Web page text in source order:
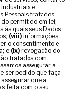
industriais e
Pessoais tratados
permitido em lei;
às quais seus Dados
(viii) informações
o consentimento e
e (ix) revogação do
tratados com
assegurar a
ser pedido que faça
que a
feita com o seu